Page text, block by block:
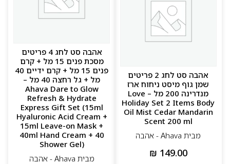
אהבה סט לחג 2 פריטים
שמן גוף מיסט ניחוח ארז
מנדרינה 200 מל – Love
Holiday Set 2 Items Body
Oil Mist Cedar Mandarin
Scent 200 ml
מבית Ahava - אהבה
₪ 149.00
אהבה סט לחג 4 פריטים
מסכת פנים 15 מל + קרם
פנים 15 מל + קרם ידיים 40
מל + גל רחצה 40 מל –
Ahava Dare to Glow
Refresh & Hydrate
Express Gift Set (15ml
Hyaluronic Acid Cream +
15ml Leave-on Mask +
40ml Hand Cream + 40
Shower Gel)
מבית Ahava - אהבה